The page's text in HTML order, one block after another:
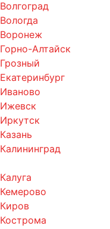
Волгоград
Вологда
Воронеж
Горно-Алтайск
Грозный
Екатеринбург
Иваново
Ижевск
Иркутск
Казань
Калининград
Калуга
Кемерово
Киров
Кострома